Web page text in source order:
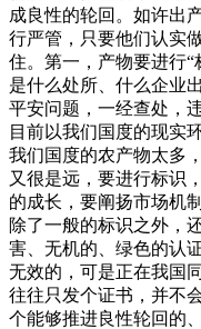
成良性的轮回。如许出
行严管，只要他们认实
住。第一，产物要进行
是什么处所、什么企业
平安问题，一经查处，
目前以我们国度的现实
我们国度的农产物太多
又很是远，要进行标识
的成长，要阐扬市场机
除了一般的标识之外，
害、无机的、绿色的认
无效的，可是正在我国
往往只发个证书，并不
个能够推进良性轮回的